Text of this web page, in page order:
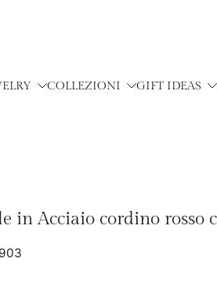
COLLEZIONI GIFT IDEAS
in Acciaio cordino rosso